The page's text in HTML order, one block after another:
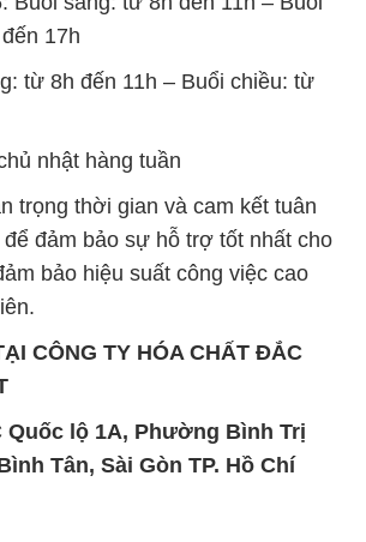
nhật hàng tuần
đảm bảo sự hỗ trợ tốt nhất cho
bảo hiệu suất công việc cao
CÔNG TY HÓA CHẤT ĐẮC
Quốc lộ 1A, Phường Bình Trị
Tân, Sài Gòn TP. Hồ Chí